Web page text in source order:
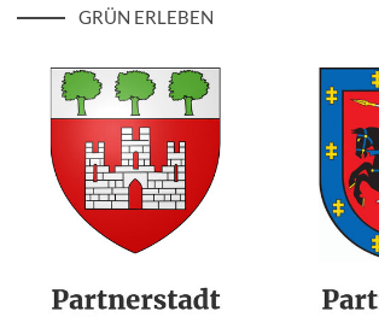
GRÜN ERLEBEN